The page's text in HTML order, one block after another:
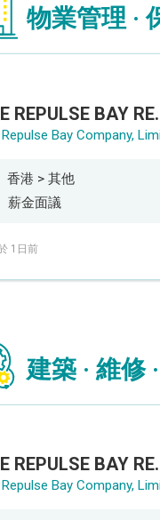
物業管理 ·
THE
香港 > 其他
薪金面議
1日前
建築 · 維修
THE